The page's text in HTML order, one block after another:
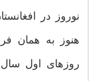
نوروز در
هنوز به همان
روزهای اول